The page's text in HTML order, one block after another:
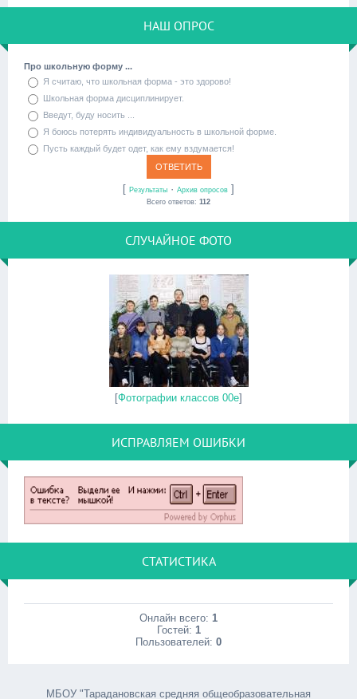
НАШ ОПРОС
Про школьную форму ...
Я считаю, что школьная форма - это здорово!
Школьная форма дисциплинирует.
Введут, буду носить ...
Я боюсь потерять индивидуальность в школьной форме.
Пусть каждый будет одет, как ему вздумается!
[ Результаты · Архив опросов ]
Всего ответов: 112
СЛУЧАЙНОЕ ФОТО
[Фотографии классов 00е]
ИСПРАВЛЯЕМ ОШИБКИ
СТАТИСТИКА
Онлайн всего: 1
Гостей: 1
Пользователей: 0
МБОУ "Тарадановская средняя общеобразовательная